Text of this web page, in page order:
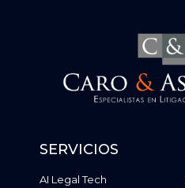
SERVICIOS
AI Legal Tech